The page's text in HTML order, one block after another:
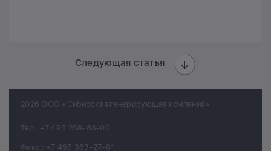
Следующая статья
2026 ООО «Сибирская генерирующая компания»
Тел.: +7 495 258-83-00
Факс.: +7 495 363-27-81